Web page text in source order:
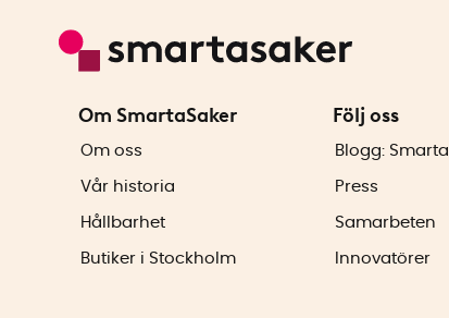
Om SmartaSaker
Om oss
Vår historia
Hållbarhet
Butiker i Stockholm
Följ oss
Blogg:
Press
Samarbeten
Innovatörer